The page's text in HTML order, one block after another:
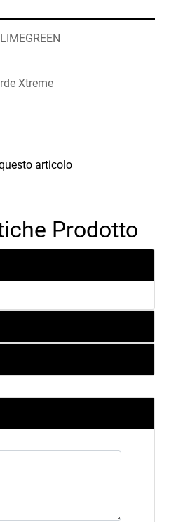
Xtreme
articolo
Prodotto